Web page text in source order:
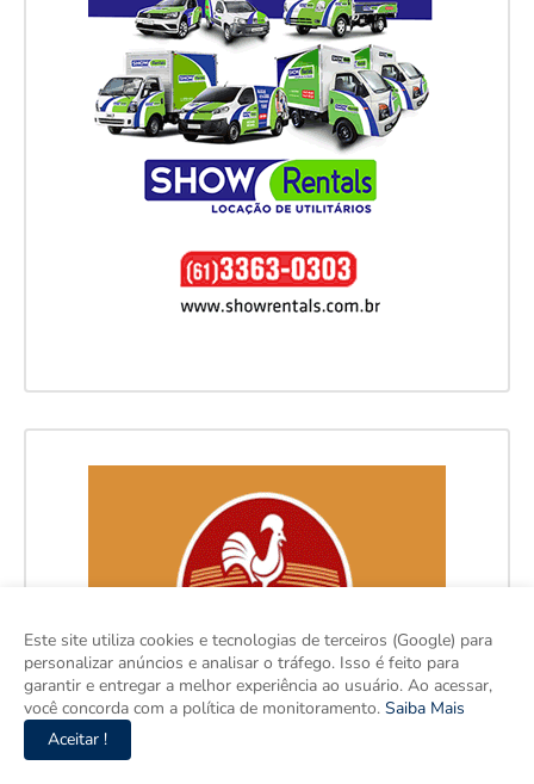
Este site utiliza cookies e tecnologias de terceiros (Google) para
personalizar anúncios e analisar o tráfego. Isso é feito para
garantir e entregar a melhor experiência ao usuário. Ao acessar,
você concorda com a política de monitoramento. Saiba Mais
Aceitar !